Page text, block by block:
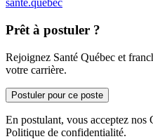
sante.quebec
Prêt à postuler ?
Rejoignez Santé Québec et
votre carrière.
Postuler pour ce poste
En postulant, vous acceptez
Politique de confidentialité.